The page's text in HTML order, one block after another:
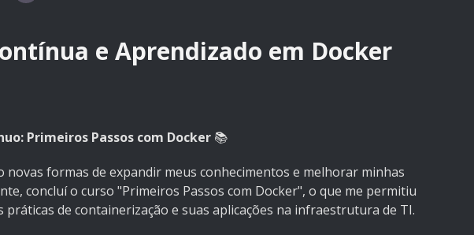
e Aprendizado em Docker
Primeiros Passos com Docker 📚
novas formas de expandir meus conhecimentos e melhorar minhas
concluí o curso "Primeiros Passos com Docker", o que me permitiu
de containerização e suas aplicações na infraestrutura de TI.